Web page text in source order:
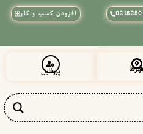
افزودن کسب و کار
پروفایل